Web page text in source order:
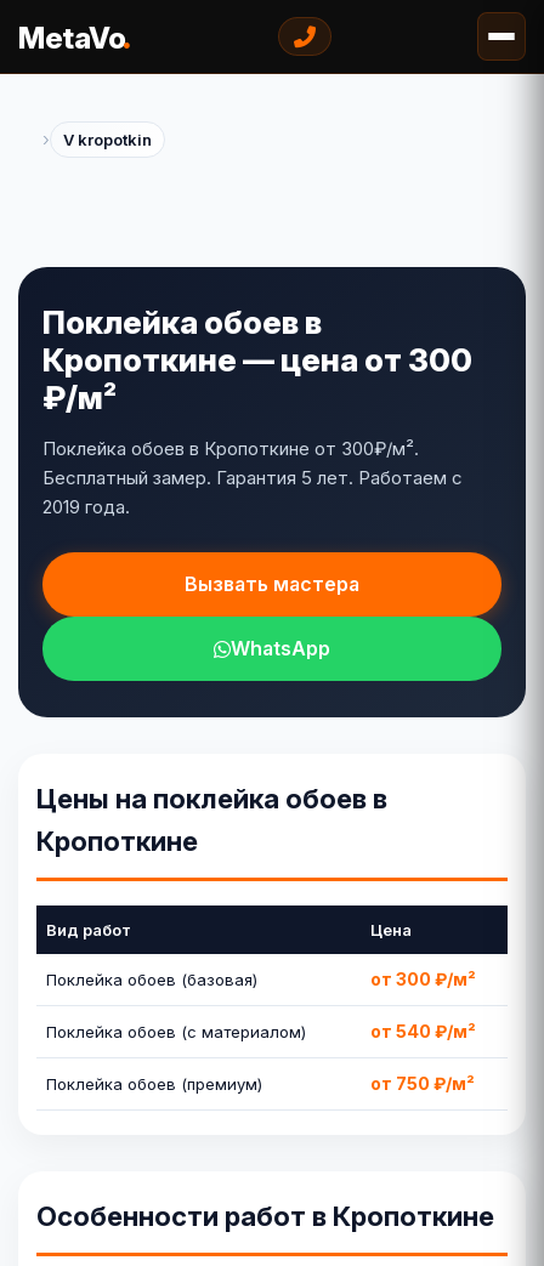
MetaVo.
› V kropotkin
Поклейка обоев в
Кропоткине — цена от 300
₽/м²
Поклейка обоев в Кропоткине от 300₽/м².
Бесплатный замер. Гарантия 5 лет. Работаем с
2019 года.
Вызвать мастера
WhatsApp
Цены на поклейка обоев в
Кропоткине
Вид работ Цена
Поклейка обоев (базовая) от 300 ₽/м²
Поклейка обоев (с материалом) от 540 ₽/м²
Поклейка обоев (премиум) от 750 ₽/м²
Особенности работ в Кропоткине